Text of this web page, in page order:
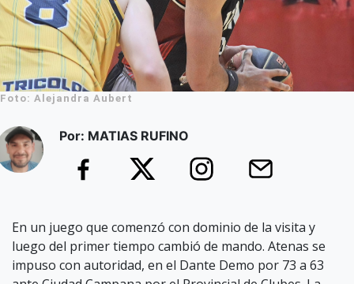
Foto: Alejandra Aubert
Por: MATIAS RUFINO
En un juego que comenzó con dominio de la visita y
luego del primer tiempo cambió de mando. Atenas se
impuso con autoridad, en el Dante Demo por 73 a 63